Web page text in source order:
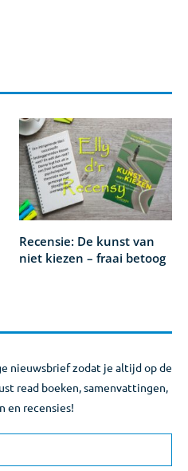
Recensie: De kunst van
niet kiezen – fraai betoog
nieuwsbrief zodat je altijd op de
read boeken, samenvattingen,
en recensies!